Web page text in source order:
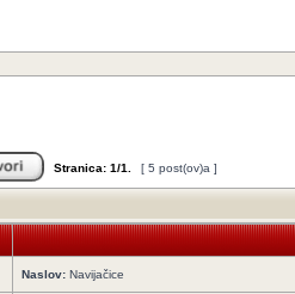
Stranica: 1/1 [ 5 post(ov)a ]
Naslov: Navijačice